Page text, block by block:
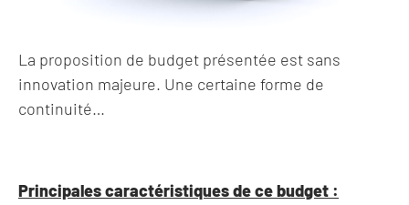
La proposition de budget présentée est sans
innovation majeure. Une certaine forme de
continuité…
Principales caractéristiques de ce budget :